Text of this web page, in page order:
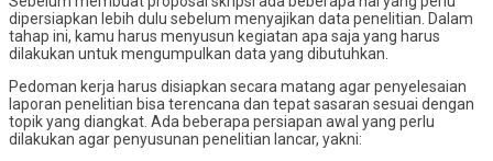
dipersiapkan lebih dulu sebelum menyajikan data penelitian. Dalam
tahap ini, kamu harus menyusun kegiatan apa saja yang harus
dilakukan untuk mengumpulkan data yang dibutuhkan.
Pedoman kerja harus disiapkan secara matang agar penyelesaian
laporan penelitian bisa terencana dan tepat sasaran sesuai dengan
topik yang diangkat. Ada beberapa persiapan awal yang perlu
dilakukan agar penyusunan penelitian lancar, yakni: